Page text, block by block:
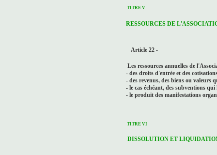
TITRE V
RESSOURCES DE
Article 22 -
Les ressources annuelles de
- des droits d'entrée et des
- des revenus, des biens ou valeurs
- le cas échéant, des subventions qui
- le produit des manifestations
TITRE VI
DISSOLUTION ET